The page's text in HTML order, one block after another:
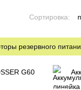
Сортировка:
резервного
G60